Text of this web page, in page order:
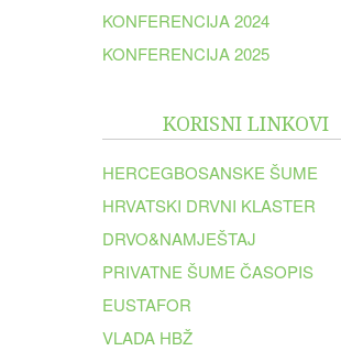
KONFERENCIJA 2024
KONFERENCIJA 2025
KORISNI LINKOVI
HERCEGBOSANSKE ŠUME
HRVATSKI DRVNI KLASTER
DRVO&NAMJEŠTAJ
PRIVATNE ŠUME ČASOPIS
EUSTAFOR
VLADA HBŽ